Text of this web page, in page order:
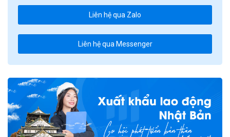
Liên hệ qua Zalo
Liên hệ qua Messenger